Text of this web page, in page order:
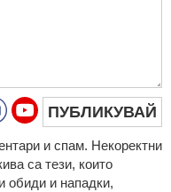
ПУБЛИКУВАЙ
и cпaм. Нeкoрeктни
ca тeзи, кoитo
oбиди и нaпaдки,